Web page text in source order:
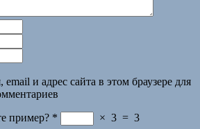
и адрес сайта в этом браузере для
пример? * × 3 = 3